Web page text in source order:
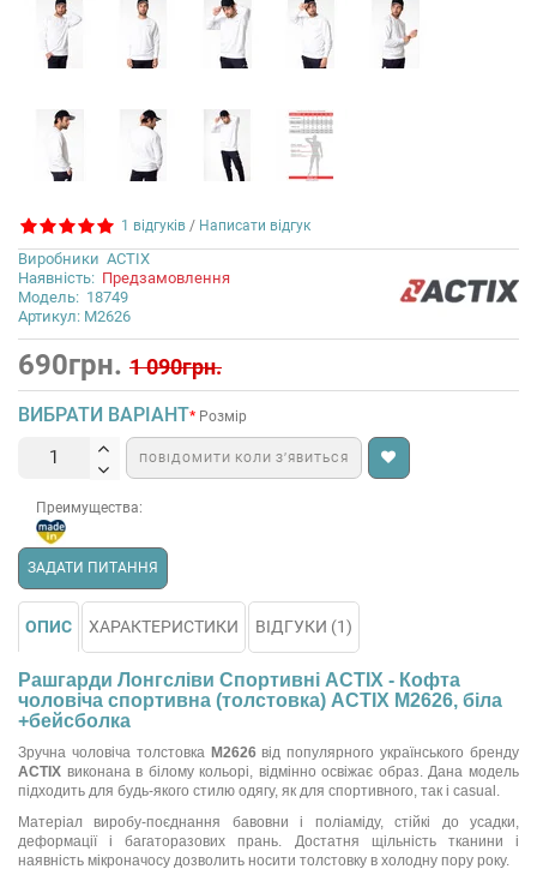
1 відгуків / Написати відгук
Виробники ACTIX
Наявність: Предзамовлення
Модель: 18749
Артикул: М2626
690грн. 1 090грн.
ВИБРАТИ ВАРІАНТ Розмір
ПОВІДОМИТИ КОЛИ З’ЯВИТЬСЯ
Преимущества:
ЗАДАТИ ПИТАННЯ
ОПИС ХАРАКТЕРИСТИКИ ВІДГУКИ (1)
Рашгарди Лонгсліви Спортивні ACTIX - Кофта
чоловіча спортивна (толстовка) ACTIX М2626, біла
+бейсболка
Зручна чоловіча толстовка М2626від популярного українського бренду
ACTIX виконана в білому кольорі, відмінно освіжає образ. Дана модель
підходить для будь-якого стилю одягу, як для спортивного, так і casual.
Матеріал виробу-поєднання бавовни і поліаміду, стійкі до усадки,
деформації і багаторазових прань. Достатня щільність тканини і
наявність мікроначосу дозволить носити толстовку в холодну пору року.